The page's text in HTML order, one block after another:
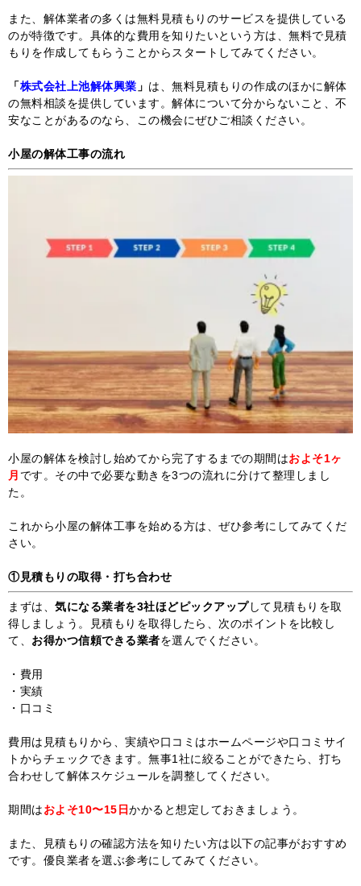
また、解体業者の多くは無料見積もりのサービスを提供している
のが特徴です。具体的な費用を知りたいという方は、無料で見積
もりを作成してもらうことからスタートしてみてください。
「株式会社上池解体興業 」 は、無料見積もりの作成のほかに解体
の無料相談を提供しています。解体について分からないこと、不
安なことがあるのなら、この機会にぜひご相談ください。
小屋の解体工事の流れ
小屋の解体を検討し始めてから完了するまでの期間はおよそ1ヶ
月 です。その中で必要な動きを3つの流れに分けて整理しまし
た。
これから小屋の解体工事を始める方は、ぜひ参考にしてみてくだ
さい。
①見積もりの取得・打ち合わせ
まずは、 気になる業者を3社ほどピックアップして見積もりを取
得しましょう。見積もりを取得したら、次のポイントを比較し
て、 お得かつ信頼できる業者を選んでください。
・費用
・実績
・口コミ
費用は見積もりから、実績や口コミはホームページや口コミサイ
トからチェックできます。無事1社に絞ることができたら、打ち
合わせして解体スケジュールを調整してください。
期間はおよそ10〜15日かかると想定しておきましょう。
また、見積もりの確認方法を知りたい方は以下の記事がおすすめ
です。優良業者を選ぶ参考にしてみてください。